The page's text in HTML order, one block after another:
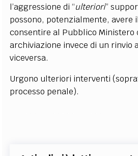
l’aggressione di “ulteriori”
possono, potenzialmente, avere
consentire al Pubblico Ministero
archiviazione invece di un rinvio
viceversa.
Urgono ulteriori interventi
processo penale).